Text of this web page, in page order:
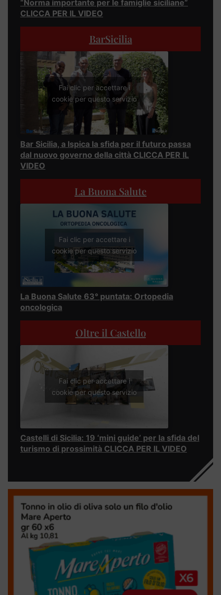
“Norma importante per le famiglie siciliane”
CLICCA PER IL VIDEO
BarSicilia
Fai clic per accettare i
cookie per questo servizio
Bar Sicilia, a Ispica la sfida per il futuro passa
dal nuovo governo della città CLICCA PER IL
VIDEO
La Buona Salute
Fai clic per accettare i
cookie per questo servizio
La Buona Salute 63° puntata: Ortopedia
oncologica
Oltre il Castello
Fai clic per accettare i
cookie per questo servizio
Castelli di Sicilia: 19 ‘mini guide’ per la sfida del
turismo di prossimità CLICCA PER IL VIDEO